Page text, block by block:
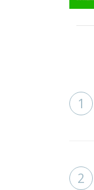
1
2